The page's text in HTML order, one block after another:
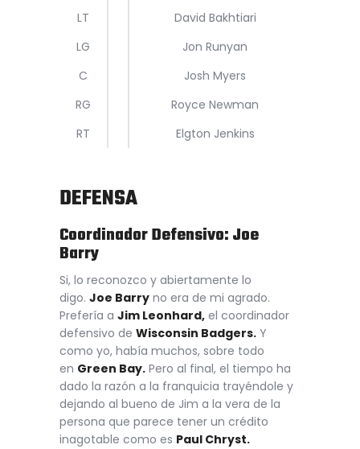
LT
David Bakhtiari
LG
Jon Runyan
C
Josh Myers
RG
Royce Newman
RT
Elgton Jenkins
DEFENSA
Coordinador Defensivo: Joe
Barry
Si, lo reconozco y abiertamente lo
digo. Joe Barry no era de mi agrado.
Prefería a Jim Leonhard, el coordinador
defensivo de Wisconsin Badgers. Y
como yo, había muchos, sobre todo
en Green Bay. Pero al final, el tiempo ha
dado la razón a la franquicia trayéndole y
dejando al bueno de Jim a la vera de la
persona que parece tener un crédito
inagotable como es Paul Chryst.